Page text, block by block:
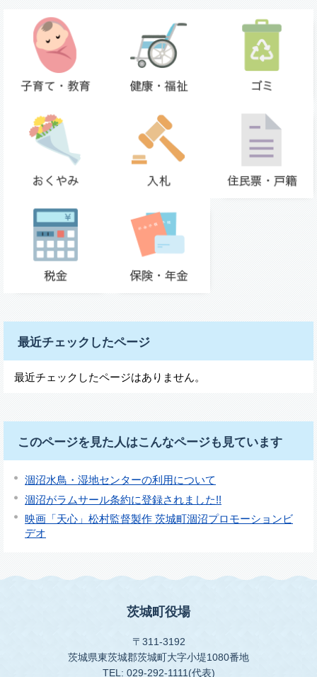
最近チェックしたページ
最近チェックしたページはありません。
このページを見た人はこんなページも見ています
涸沼水鳥・湿地センターの利用について
涸沼がラムサール条約に登録されました!!
映画「天心」松村監督製作 茨城町涸沼プロモーションビ
デオ
茨城町役場
〒311-3192
茨城県東茨城郡茨城町大字小堤1080番地
TEL: 029-292-1111(代表)